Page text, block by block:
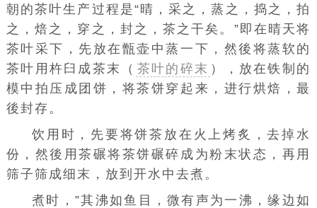
朝的茶叶生产过程是“晴，采之，蒸之，捣之，拍
之，焙之，穿之，封之，茶之干矣。”即在晴天将
茶叶采下，先放在甑壶中蒸一下，然後将蒸软的
茶叶用杵臼成茶末（ 茶叶的碎末 ），放在铁制的
模中拍压成团饼，将茶饼穿起来，进行烘焙，最
後封存。
饮用时，先要将饼茶放在火上烤炙，去掉水
份，然後用茶碾将茶饼碾碎成为粉末状态，再用
筛子筛成细末，放到开水中去煮。
煮时，”其沸如鱼目，微有声为一沸，缘边如